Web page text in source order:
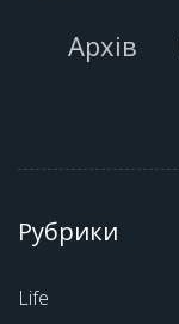
Архів
Рубрики
Life